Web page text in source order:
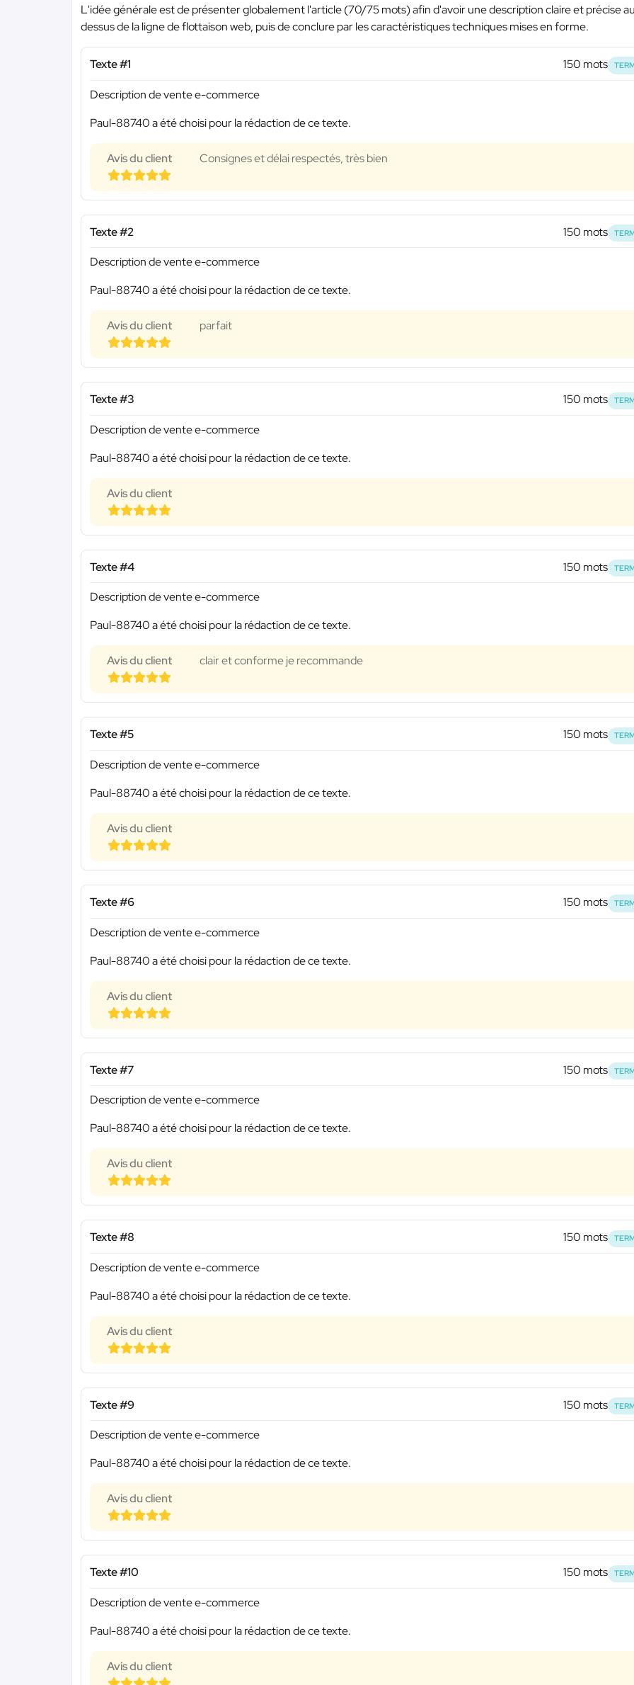
L'idée générale est de présenter globalement l'article (70/75 mots) afin d'avoir une description claire et précise
dessus de la ligne de flottaison web, puis de conclure par les caractéristiques techniques mises en forme.
Texte #1 150 mots
Description de vente e-commerce
Paul-88740 a été choisi pour la rédaction de ce texte.
Avis du client Consignes et délai respectés, très bien
Texte #2 150 mots
Description de vente e-commerce
Paul-88740 a été choisi pour la rédaction de ce texte.
Avis du client parfait
Texte #3 150 mots
Description de vente e-commerce
Paul-88740 a été choisi pour la rédaction de ce texte.
Avis du client
Texte #4 150 mots
Description de vente e-commerce
Paul-88740 a été choisi pour la rédaction de ce texte.
Avis du client clair et conforme je recommande
Texte #5 150 mots
Description de vente e-commerce
Paul-88740 a été choisi pour la rédaction de ce texte.
Avis du client
Texte #6 150 mots
Description de vente e-commerce
Paul-88740 a été choisi pour la rédaction de ce texte.
Avis du client
Texte #7 150 mots
Description de vente e-commerce
Paul-88740 a été choisi pour la rédaction de ce texte.
Avis du client
Texte #8 150 mots
Description de vente e-commerce
Paul-88740 a été choisi pour la rédaction de ce texte.
Avis du client
Texte #9 150 mots
Description de vente e-commerce
Paul-88740 a été choisi pour la rédaction de ce texte.
Avis du client
Texte #10 150 mots
Description de vente e-commerce
Paul-88740 a été choisi pour la rédaction de ce texte.
Avis du client